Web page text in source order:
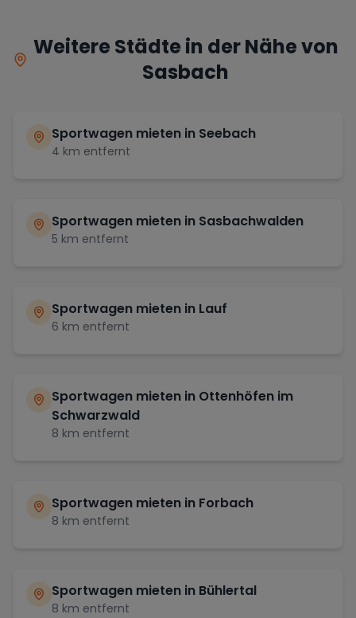
Weitere Städte in der Nähe von
Sasbach
Sportwagen mieten in Seebach
4 km entfernt
Sportwagen mieten in Sasbachwalden
5 km entfernt
Sportwagen mieten in Lauf
6 km entfernt
Sportwagen mieten in Ottenhöfen im
Schwarzwald
8 km entfernt
Sportwagen mieten in Forbach
8 km entfernt
Sportwagen mieten in Bühlertal
8 km entfernt